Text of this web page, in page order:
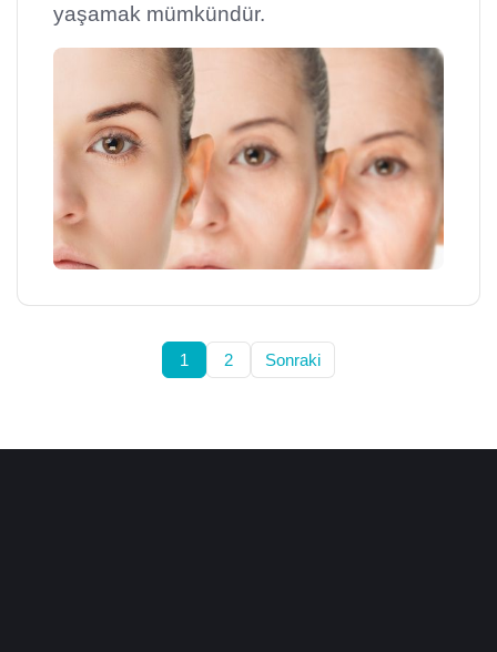
yaşamak mümkündür.
1 2 Sonraki